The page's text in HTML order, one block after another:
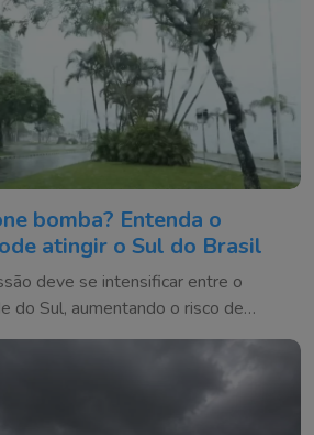
bomba? Entenda o
atingir o Sul do Brasil
deve se intensificar entre o
do Sul, aumentando o risco de